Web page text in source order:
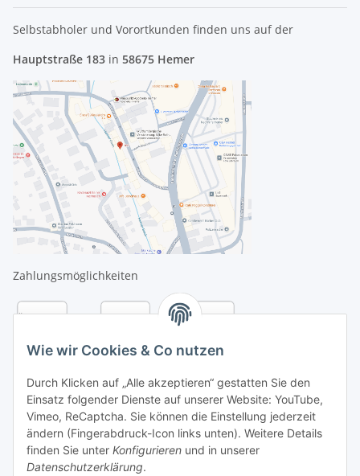
Wie wir Cookies & Co nutzen
Durch Klicken auf „Alle akzeptieren“ gestatten Sie den
Einsatz folgender Dienste auf unserer Website: YouTube,
Vimeo, ReCaptcha. Sie können die Einstellung jederzeit
ändern (Fingerabdruck-Icon links unten). Weitere Details
finden Sie unter Konfigurieren und in unserer
Datenschutzerklärung.
Selbstabholer und Vorortkunden finden uns auf der
Hauptstraße 183 in 58675 Hemer
Zahlungsmöglichkeiten